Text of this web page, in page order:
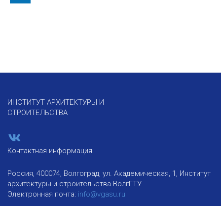
ИНСТИТУТ АРХИТЕКТУРЫ И
СТРОИТЕЛЬСТВА
Контактная информация
Россия, 400074, Волгоград, ул. Академическая, 1, Институт
архитектуры и строительства ВолгГТУ
Электронная почта: info@vgasu.ru